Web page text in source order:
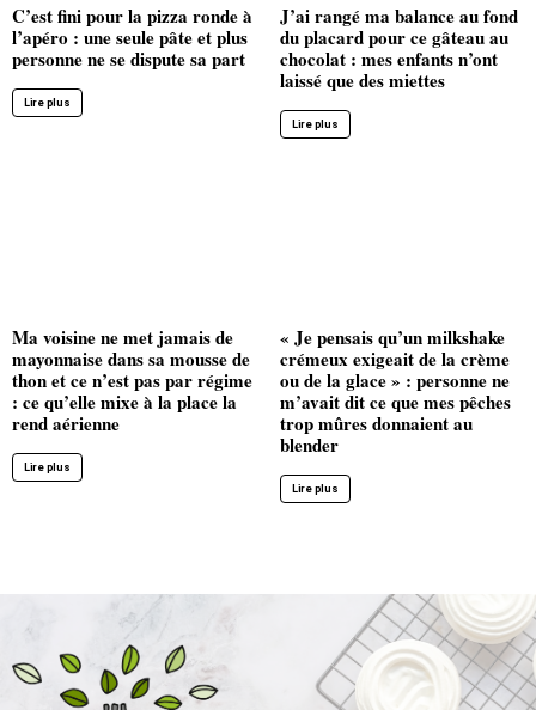
C’est fini pour la pizza ronde à
l’apéro : une seule pâte et plus
personne ne se dispute sa part
Lire plus
J’ai rangé ma balance au fond
du placard pour ce gâteau au
chocolat : mes enfants n’ont
laissé que des miettes
Lire plus
Ma voisine ne met jamais de
mayonnaise dans sa mousse de
thon et ce n’est pas par régime
: ce qu’elle mixe à la place la
rend aérienne
Lire plus
« Je pensais qu’un milkshake
crémeux exigeait de la crème
ou de la glace » : personne ne
m’avait dit ce que mes pêches
trop mûres donnaient au
blender
Lire plus